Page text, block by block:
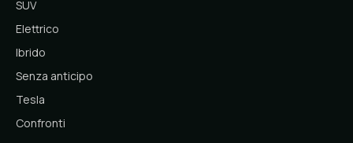
SUV
Elettrico
Ibrido
Senza anticipo
Tesla
Confronti